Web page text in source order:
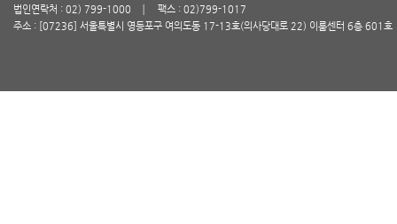
법인연락처 : 02) 799-1000
팩스 : 02)799-1017
주소 : [07236] 서울특별시 영등포구 여의도동 17-13호(의사당대로 22) 이룸센터 6층 601호